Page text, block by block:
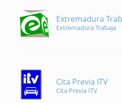
Extremadura
Extremadura Trabaja
Cita Previa ITV
Cita Previa ITV